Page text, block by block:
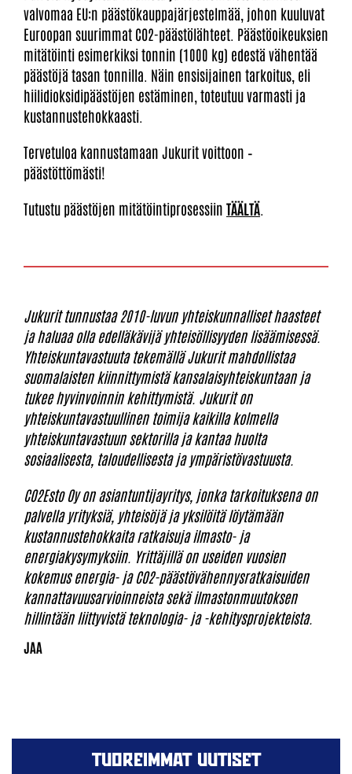
valvomaa EU:n päästökauppajärjestelmää, johon kuuluvat
Euroopan suurimmat CO2-päästölähteet. Päästöoikeuksien
mitätöinti esimerkiksi tonnin (1000 kg) edestä vähentää
päästöjä tasan tonnilla. Näin ensisijainen tarkoitus, eli
hiilidioksidipäästöjen estäminen, toteutuu varmasti ja
kustannustehokkaasti.
Tervetuloa kannustamaan Jukurit voittoon –
päästöttömästi!
Tutustu päästöjen mitätöintiprosessiin TÄÄLTÄ
Jukurit tunnustaa 2010-luvun yhteiskunnalliset haasteet
ja haluaa olla edelläkävijä yhteisöllisyyden lisäämisessä.
Yhteiskuntavastuuta tekemällä Jukurit mahdollistaa
suomalaisten kiinnittymistä kansalaisyhteiskuntaan ja
tukee hyvinvoinnin kehittymistä. Jukurit on
yhteiskuntavastuullinen toimija kaikilla kolmella
yhteiskuntavastuun sektorilla ja kantaa huolta
sosiaalisesta, taloudellisesta ja ympäristövastuusta.
CO2Esto Oy on asiantuntijayritys, jonka tarkoituksena on
palvella yrityksiä, yhteisöjä ja yksilöitä löytämään
kustannustehokkaita ratkaisuja ilmasto- ja
energiakysymyksiin. Yrittäjillä on useiden vuosien
kokemus energia- ja CO2-päästövähennysratkaisuiden
kannattavuusarvioinneista sekä ilmastonmuutoksen
hillintään liittyvistä teknologia- ja -kehitysprojekteista.
TUOREIMMAT UUTISET